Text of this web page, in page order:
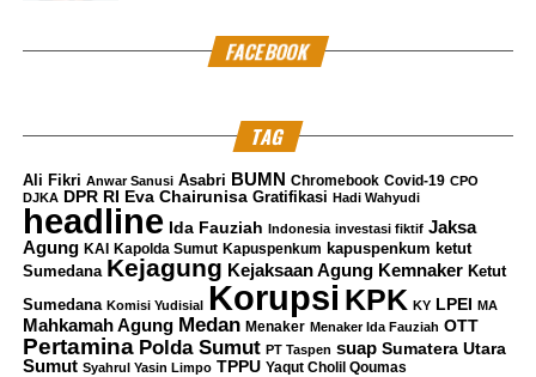
FACEBOOK
TAG
Ali Fikri Anwar Sanusi Asabri BUMN Chromebook Covid-19 CPO
DJKA
DPR RI Eva Chairunisa Gratifikasi Hadi Wahyudi
headline Ida Fauziah Indonesia investasi fiktif Jaksa
Agung KAI Kapolda Sumut Kapuspenkum kapuspenkum ketut
Sumedana Kejagung Kejaksaan Agung Kemnaker Ketut
Sumedana Komisi Yudisial Korupsi KPK KY LPEI MA
Mahkamah Agung Medan Menaker Menaker Ida Fauziah OTT
Pertamina Polda Sumut PT Taspen suap Sumatera Utara
Sumut Syahrul Yasin Limpo TPPU Yaqut Cholil Qoumas